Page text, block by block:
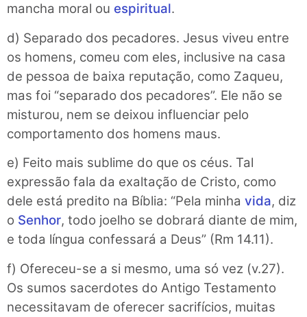
mancha moral ou espiritual.
d) Separado dos pecadores. Jesus viveu entre
os homens, comeu com eles, inclusive na casa
de pessoa de baixa reputação, como Zaqueu,
mas foi “separado dos pecadores”. Ele não se
misturou, nem se deixou influenciar pelo
comportamento dos homens maus.
e) Feito mais sublime do que os céus. Tal
expressão fala da exaltação de Cristo, como
dele está predito na Bíblia: “Pela minha vida, diz
o Senhor, todo joelho se dobrará diante de mim,
e toda língua confessará a Deus” (Rm 14.11).
f) Ofereceu-se a si mesmo, uma só vez (v.27).
Os sumos sacerdotes do Antigo Testamento
necessitavam de oferecer sacrifícios, muitas